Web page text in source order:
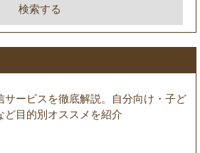
サービスを徹底解説。自分向け・子ど
ど目的別オススメを紹介